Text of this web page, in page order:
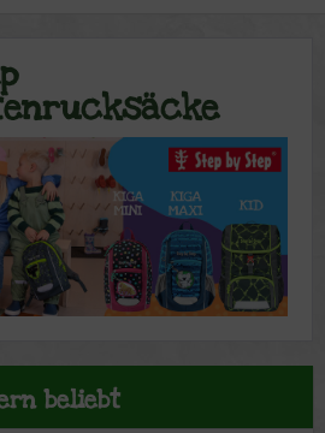
beliebt